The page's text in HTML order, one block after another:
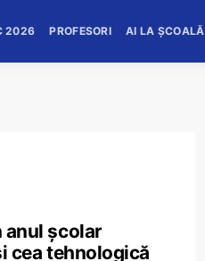
2026 PROFESORI AI LA ȘCOALĂ
anul școlar
cea tehnologică